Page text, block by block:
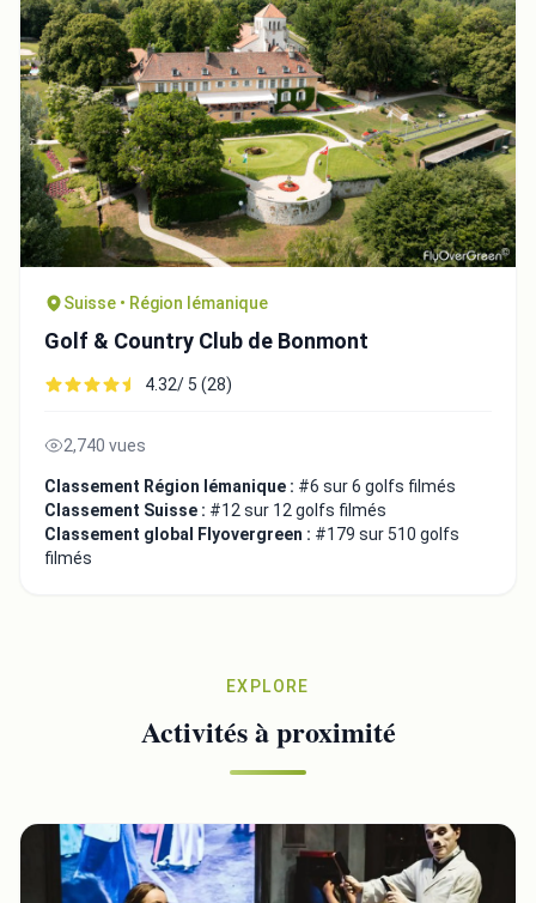
Suisse • Région lémanique
Golf & Country Club de Bonmont
4.32/ 5 (28)
2,740 vues
Classement Région lémanique : #6 sur 6 golfs filmés
Classement Suisse : #12 sur 12 golfs filmés
Classement global Flyovergreen : #179 sur 510 golfs
filmés
EXPLORE
Activités à proximité